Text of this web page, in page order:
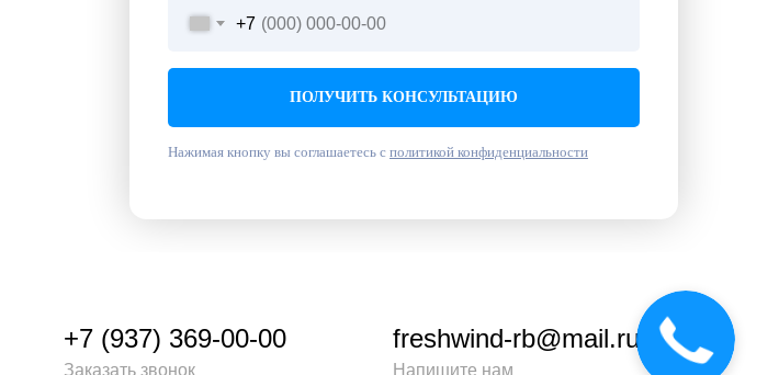
+7
ПОЛУЧИТЬ КОНСУЛЬТАЦИЮ
Нажимая кнопку вы соглашаетесь с политикой конфиденциальности
+7 (937) 369-00-00
Заказать звонок
freshwind-rb@mail.ru
Напишите нам